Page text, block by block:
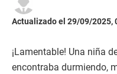
Actualizado el 29/09/2025,
¡Lamentable! Una niña
encontraba durmiendo,